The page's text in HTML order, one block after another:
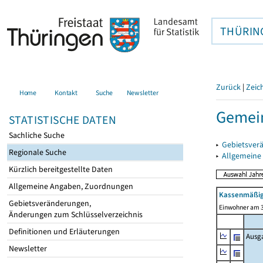
Home Kontakt Suche Newsletter
STATISTISCHE DATEN
Sachliche Suche
Regionale Suche
Kürzlich bereitgestellte Daten
Allgemeine Angaben, Zuordnungen
Gebietsveränderungen,
Änderungen zum Schlüsselverzeichnis
Definitionen und Erläuterungen
Newsletter
Zurück |
▸
▸
Einwohner am